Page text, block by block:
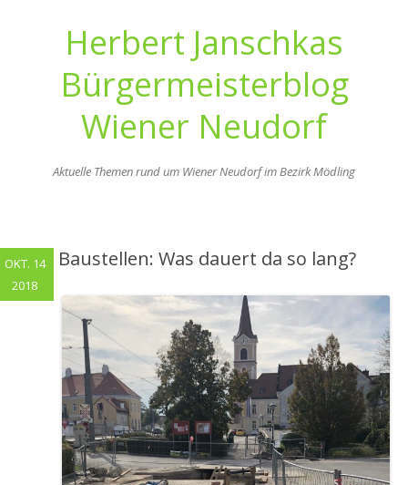
Herbert Janschkas
Bürgermeisterblog
Wiener Neudorf
Aktuelle Themen rund um Wiener Neudorf im Bezirk Mödling
Baustellen: Was dauert da so lang?
OKT. 14
2018